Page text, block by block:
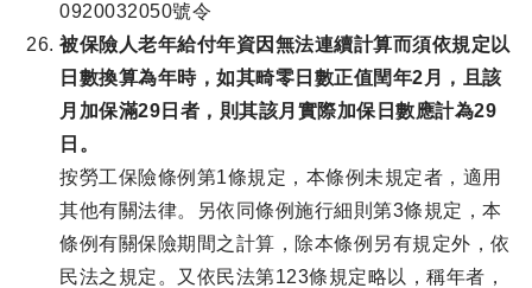
0920032050號令
被保險人老年給付年資因無法連續計算而須依規定以
日數換算為年時，如其畸零日數正值閏年2月，且該
月加保滿29日者，則其該月實際加保日數應計為29
日。
按勞工保險條例第1條規定，本條例未規定者，適用
其他有關法律。另依同條例施行細則第3條規定，本
條例有關保險期間之計算，除本條例另有規定外，依
民法之規定。又依民法第123條規定略以，稱年者，